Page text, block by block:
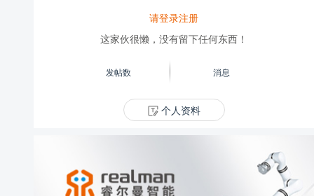
请登录注册
这家伙很懒，没有留下任何东西！
发帖数 消息
个人资料